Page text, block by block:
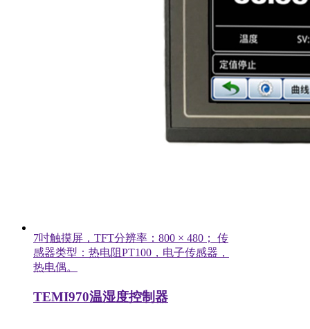
7吋触摸屏，TFT分辨率：800 × 480； 传
感器类型：热电阻PT100，电子传感器，
热电偶。
TEMI970温湿度控制器